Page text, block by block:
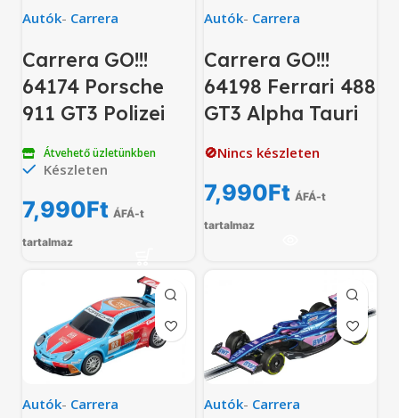
Autók- Carrera
Carrera GO!!!
64174 Porsche
911 GT3 Polizei
Átvehető üzletünkben
Készleten
7,990Ft ÁFÁ-t
tartalmaz
Autók- Carrera
Carrera GO!!!
64198 Ferrari 488
GT3 Alpha Tauri
🚫Nincs készleten
7,990Ft ÁFÁ-t
tartalmaz
Autók- Carrera Autók- Carrera